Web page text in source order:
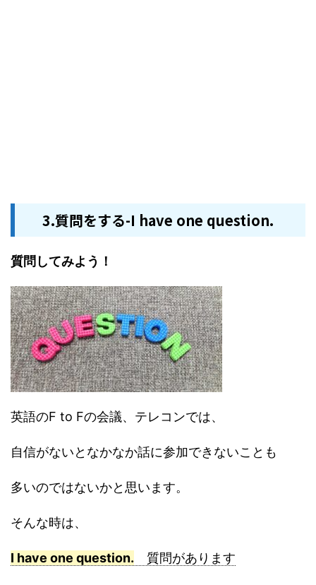
3.質問をする-I have one question.
質問してみよう！
英語のF to Fの会議、テレコンでは、
自信がないとなかなか話に参加できないことも
多いのではないかと思います。
そんな時は、
I have one question. 質問があります